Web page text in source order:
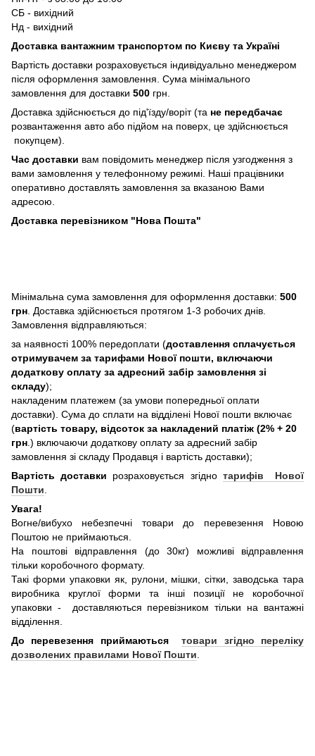
СБ - вихідний
Нд - вихідний
Доставка вантажним транспортом по Києву та Україні
Вартість доставки розраховується індивідуально менеджером
після оформлення замовлення. Сума мінімального
замовлення для доставки 500 грн.
Доставка здійснюється до під'їзду/воріт (та не передбачає
розвантаження авто або підйом на поверх, це здійснюється
покупцем).
Час доставки вам повідомить менеджер після узгодження з
вами замовлення у телефонному режимі. Наші працівники
оперативно доставлять замовлення за вказаною Вами
адресою.
Доставка перевізником "Нова Пошта"
Мінімальна сума замовлення для оформлення доставки: 500
грн . Доставка здійснюється протягом 1-3 робочих днів.
Замовлення відправляються:
за наявності 100% передоплати (доставлення сплачується
отримувачем за тарифами Нової пошти, включаючи
додаткову оплату за адресний забір замовлення зі
складу);
накладеним платежем (за умови попередньої оплати
доставки). Сума до сплати на відділені Нової пошти включає
(вартість товару, відсоток за накладений платіж (2% + 20
грн .) включаючи додаткову оплату за адресний забір
замовлення зі складу Продавця і вартість доставки);
Вартість доставки розраховується згідно тарифів Нової
Пошти
Увага!
Вогне/вибухо небезпечні товари до перевезення Новою
Поштою не приймаються.
На поштові відправлення (до 30кг) можливі відправлення
тільки коробочного формату.
Такі форми упаковки як, рулони, мішки, сітки, заводська тара
виробника круглої форми та інші позиції не коробочної
упаковки - доставляються перевізником тільки на вантажні
відділення.
До перевезення приймаютьсятовари згідно переліку
дозволених правилами Нової Пошти